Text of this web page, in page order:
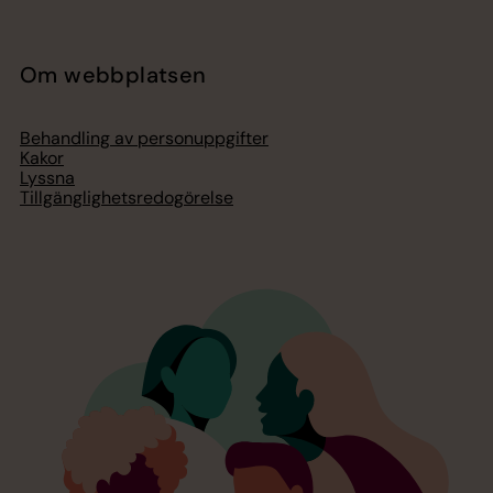
Om webbplatsen
Behandling av personuppgifter
Kakor
Lyssna
Tillgänglighetsredogörelse